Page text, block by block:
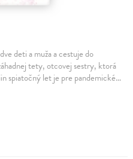
deti a muža a cestuje do
tety, otcovej sestry, ktorá
spiatočný let je pre pandemické…